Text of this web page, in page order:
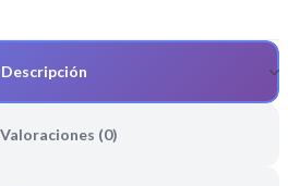
Descripción
Valoraciones (0)